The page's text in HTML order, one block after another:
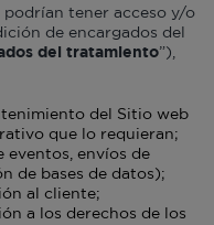
podrían tener acceso y/o
de encargados del
del tratamiento”),
del Sitio web
que lo requieran;
eventos, envíos de
de bases de datos);
al cliente;
a los derechos de los